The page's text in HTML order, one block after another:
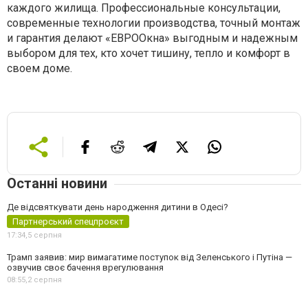
каждого жилища. Профессиональные консультации,
современные технологии производства, точный монтаж
и гарантия делают «ЕВРООкна» выгодным и надежным
выбором для тех, кто хочет тишину, тепло и комфорт в
своем доме.
Останні новини
Де відсвяткувати день народження дитини в Одесі?
Партнерський спецпроєкт
17:34, 5 серпня
Трамп заявив: мир вимагатиме поступок від Зеленського і Путіна —
озвучив своє бачення врегулювання
08:55, 2 серпня